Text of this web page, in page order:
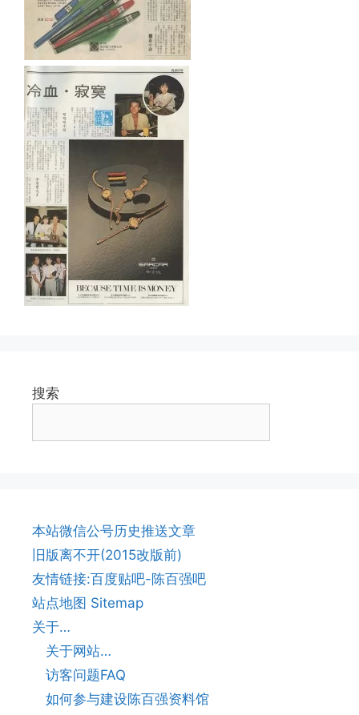
搜索
本站微信公号历史推送文章
旧版离不开(2015改版前)
友情链接:百度贴吧-陈百强吧
站点地图 Sitemap
关于…
关于网站…
访客问题FAQ
如何参与建设陈百强资料馆